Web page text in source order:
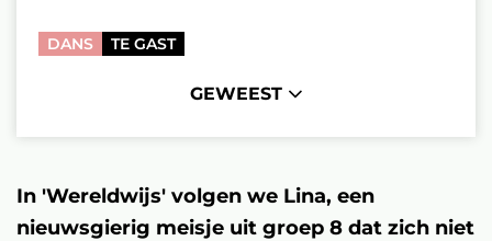
DANS TE GAST
GEWEEST
In 'Wereldwijs' volgen we Lina, een
nieuwsgierig meisje uit groep 8 dat zich niet